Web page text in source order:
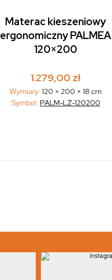
Materac kieszeniowy
ergonomiczny PALMEA
120×200
1.279,00 zł
Wymiary: 120 × 200 × 18 cm
Symbol: PALM-LZ-120200